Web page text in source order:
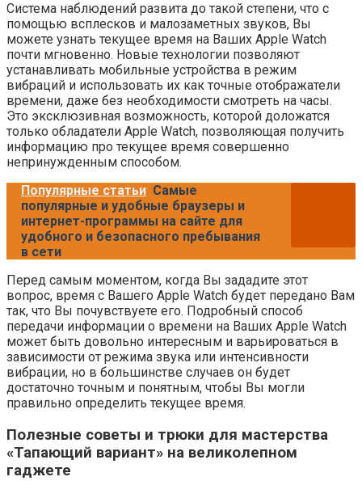
Система наблюдений развита до такой степени, что с
помощью всплесков и малозаметных звуков, Вы
можете узнать текущее время на Ваших Apple Watch
почти мгновенно. Новые технологии позволяют
устанавливать мобильные устройства в режим
вибраций и использовать их как точные отображатели
времени, даже без необходимости смотреть на часы.
Это эксклюзивная возможность, которой доложатся
только обладатели Apple Watch, позволяющая получить
информацию про текущее время совершенно
непринужденным способом.
Популярные статьи Самые
популярные и удобные браузеры и
интернет-программы на сайте для
удобного и безопасного пребывания
в сети
Перед самым моментом, когда Вы зададите этот
вопрос, время с Вашего Apple Watch будет передано Вам
так, что Вы почувствуете его. Подробный способ
передачи информации о времени на Ваших Apple Watch
может быть довольно интересным и варьироваться в
зависимости от режима звука или интенсивности
вибрации, но в большинстве случаев он будет
достаточно точным и понятным, чтобы Вы могли
правильно определить текущее время.
Полезные советы и трюки для мастерства
«Тапающий вариант» на великолепном
гаджете